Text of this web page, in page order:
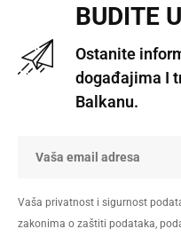
BUDITE
Ostanite
događajima I
Balkanu.
Vaša privatnost i sigurnost
zakonima o zaštiti podataka,